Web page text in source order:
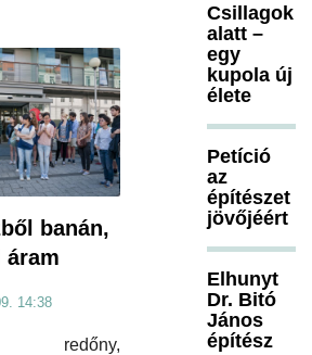
banán,
áram
14:38
redőny,
Csillagok
alatt –
egy
kupola új
élete
Petíció
az
építészet
jövőjéért
Elhunyt
Dr. Bitó
János
építész